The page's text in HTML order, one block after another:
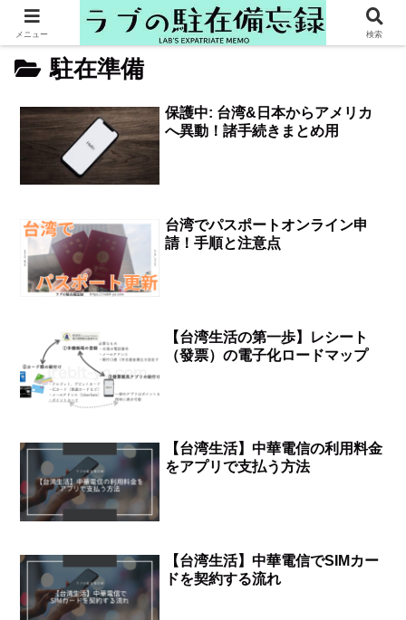
駐在準備
保護中: 台湾&日本からアメリカ
へ異動！諸手続きまとめ用
台湾でパスポートオンライン申
請！手順と注意点
【台湾生活の第一歩】レシート
（發票）の電子化ロードマップ
【台湾生活】中華電信の利用料金
をアプリで支払う方法
【台湾生活】中華電信でSIMカー
ドを契約する流れ
メニュー 検索